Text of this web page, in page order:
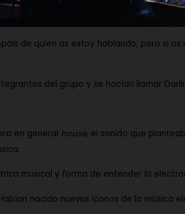
de quien os estoy hablando, pero si os
del grupo y se hacían llamar
en general house, el sonido que
musical y forma de entender la
nacido nuevos iconos de la música